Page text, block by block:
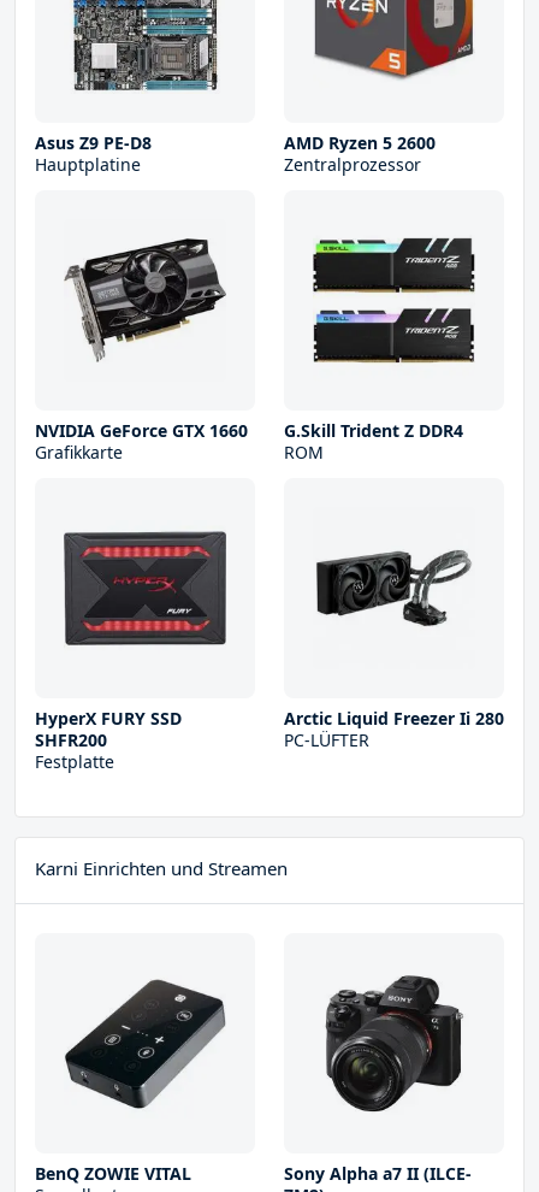
Asus Z9 PE-D8
Hauptplatine
AMD Ryzen 5 2600
Zentralprozessor
NVIDIA GeForce GTX 1660
Grafikkarte
G.Skill Trident Z DDR4
ROM
HyperX FURY SSD
SHFR200
Festplatte
Arctic Liquid Freezer Ii 280
PC-LÜFTER
Karni Einrichten und Streamen
BenQ ZOWIE VITAL
Sony Alpha a7 II (ILCE-